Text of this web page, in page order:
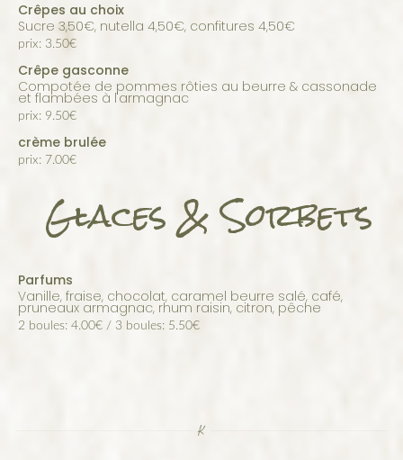
Crêpes au choix
sucre 3,50€, nutella 4,50€, confitures 4,50€
prix: 3.50€
Crêpe gasconne
compotée de pommes rôties au beurre & cassonade
et flambées à l'armagnac
prix: 9.50€
crème brulée
prix: 7.00€
Glaces & Sorbets
Parfums
vanille, fraise, chocolat, caramel beurre salé, café,
pruneaux armagnac, rhum raisin, citron, pêche
2 boules: 4.00€ / 3 boules: 5.50€